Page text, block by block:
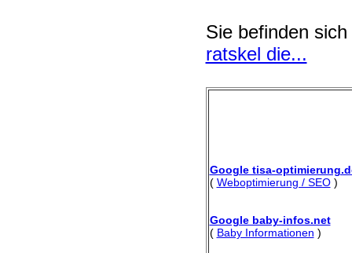
Sie befinden
ratskel die...
Google tisa-
( Weboptimierung / SEO)
Google baby-infos.net
( Baby Informationen )